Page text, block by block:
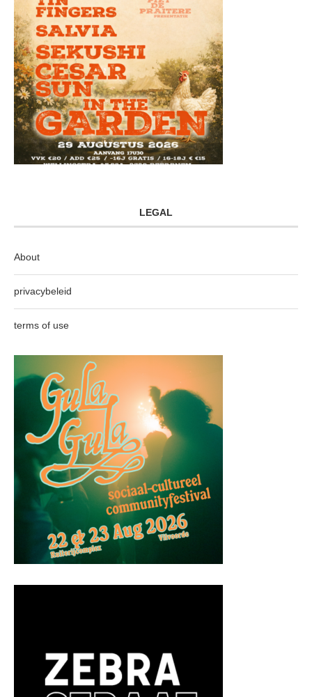
LEGAL
About
privacybeleid
terms of use